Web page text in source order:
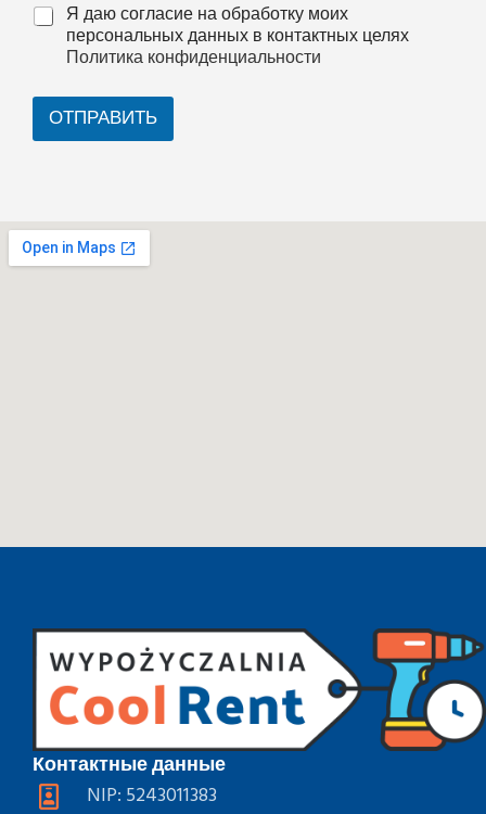
Я даю согласие на обработку моих
персональных данных в контактных целях
Политика конфиденциальности
ОТПРАВИТЬ
Контактные данные
NIP: 5243011383